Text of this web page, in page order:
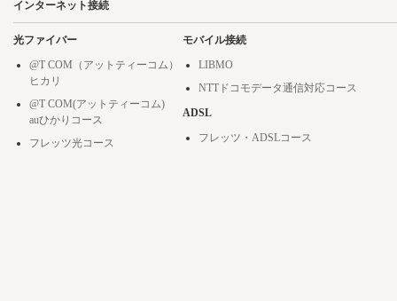
インターネット接続
光ファイバー
@T COM（アットティーコム）
ヒカリ
@T COM(アットティーコム)
auひかりコース
フレッツ光コース
モバイル接続
LIBMO
NTTドコモデータ通信対応コース
ADSL
フレッツ・ADSLコース